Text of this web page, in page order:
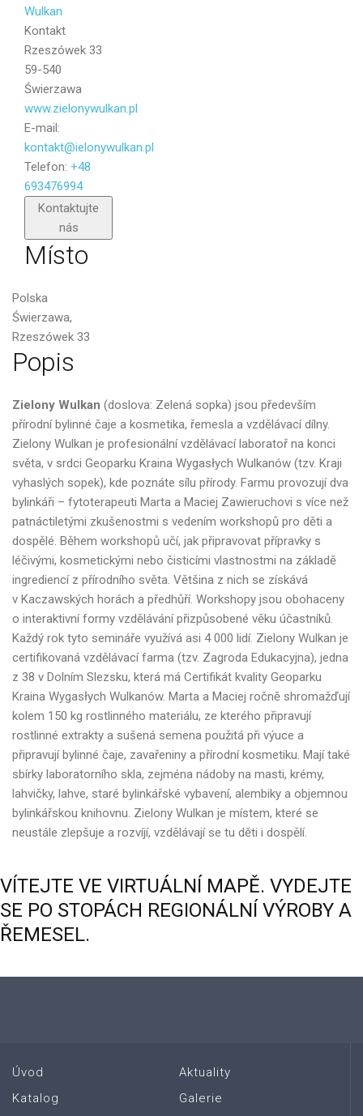
Kontakt
Rzeszówek 33
59-540
Świerzawa
www.zielonywulkan.pl
E-mail:
kontakt@ielonywulkan.pl
Telefon: +48
693476994
Kontaktujte
nás
Poslat
Místo
Polska
Świerzawa,
Rzeszówek 33
Popis
Zielony Wulkan (doslova: Zelená sopka) jsou především
přírodní bylinné čaje a kosmetika, řemesla a vzdělávací dílny.
Zielony Wulkan je profesionální vzdělávací laboratoř na konci
světa, v srdci Geoparku Kraina Wygasłych Wulkanów (tzv. Kraji
vyhaslých sopek), kde poznáte sílu přírody. Farmu provozují dva
bylinkáři – fytoterapeuti Marta a Maciej Zawieruchovi s více než
patnáctiletými zkušenostmi s vedením workshopů pro děti a
dospělé. Během workshopů učí, jak připravovat přípravky s
léčivými, kosmetickými nebo čisticími vlastnostmi na základě
ingrediencí z přírodního světa. Většina z nich se získává
v Kaczawských horách a předhůří. Workshopy jsou obohaceny
o interaktivní formy vzdělávání přizpůsobené věku účastníků.
Každý rok tyto semináře využívá asi 4 000 lidí. Zielony Wulkan je
certifikovaná vzdělávací farma (tzv. Zagroda Edukacyjna), jedna
z 38 v Dolním Slezsku, která má Certifikát kvality Geoparku
Kraina Wygasłych Wulkanów. Marta a Maciej ročně shromažďují
kolem 150 kg rostlinného materiálu, ze kterého připravují
rostlinné extrakty a sušená semena použitá při výuce a
připravují bylinné čaje, zavařeniny a přírodní kosmetiku. Mají také
sbírky laboratorního skla, zejména nádoby na masti, krémy,
lahvičky, lahve, staré bylinkářské vybavení, alembiky a objemnou
bylinkářskou knihovnu. Zielony Wulkan je místem, které se
neustále zlepšuje a rozvíjí, vzdělávají se tu děti i dospělí.
VÍTEJTE VE VIRTUÁLNÍ MAPĚ. VYDEJTE
SE PO STOPÁCH REGIONÁLNÍ VÝROBY A
ŘEMESEL.
Úvod
Katalog
Aktuality
Galerie